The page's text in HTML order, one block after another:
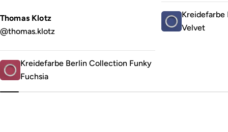
Thomas Klotz
@thomas.klotz
Kreidefarbe Berlin Collection Funky
Fuchsia
Kreidefarbe
Velvet